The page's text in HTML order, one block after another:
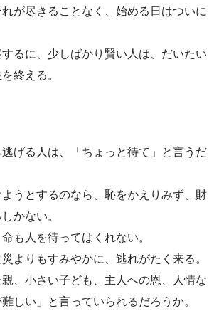
が尽きることなく、始める日はついに
るに、少しばかり賢い人は、だいたい
終える。
げる人は、「ちょっと待て」と言うだ
うとするのなら、恥をかえりみず、財
かない。
も人を待ってはくれない。
よりもすみやかに、逃れがたく来る。
、小さい子ども、主人への恩、人情な
しい」と言っていられるだろうか。